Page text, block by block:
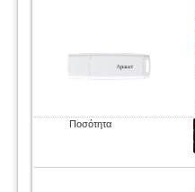
Ποσότητα